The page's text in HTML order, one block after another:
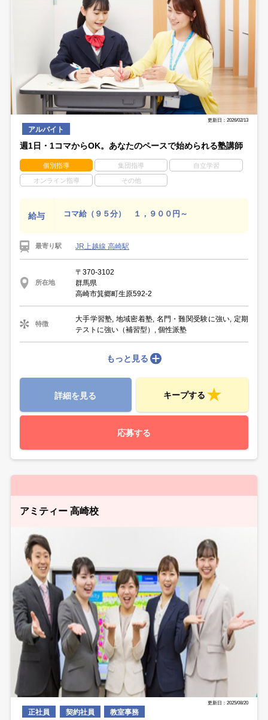
更新日：2026/02/13
アルバイト
週1日・1コマからOK。あなたのペースで始められる塾講師
個別指導 集団指導 自立学習
オンライン指導 その他
給与 コマ給（９５分） １，９００円～
最寄り駅 JR上越線 高崎駅
所在地
〒370-3102
群馬県
高崎市箕郷町生原592-2
特徴
大手学習塾, 地域密着塾, 名門・難関受験に強い, 定期
テストに強い（補習型）, 個性派塾
もっと見る
詳細を見る キープする
応募する
アミティー 高崎校
更新日：2025/08/20
正社員 契約社員 教室事務